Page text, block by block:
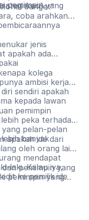
pemimpin.
kecil yang
banget”
coba arahkan
jenis
apakah ada
kolega
ambisi kerja
sendiri apakah
kepada lawan
pemimpin
peka terhadap
pelan-pelan
banyak
apakah ide dari
oleh orang lain
mendapat
laki. Kalau iya,
ke pemilik ide
pemimpin yang
pemimpin yang
ruang untuk
lagi. Perempuan
sering
seharusnya